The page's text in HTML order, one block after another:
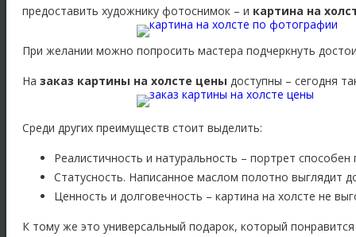
предоставить художнику фотоснимок – и картина на
При желании можно попросить мастера подчеркнуть
На заказ картины на холсте цены доступны – сегодня
Среди других преимуществ стоит выделить:
Реалистичность и натуральность – портрет способен
Статусность. Написанное маслом полотно выглядит
Ценность и долговечность – картина на холсте не
К тому же это универсальный подарок, который